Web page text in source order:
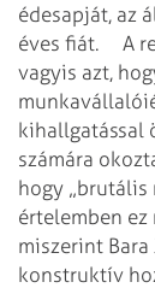
édesapját, az
éves fiát. A
vagyis azt,
kihallgatással
számára
hogy „brutális
értelemben
miszerint
konstruktív